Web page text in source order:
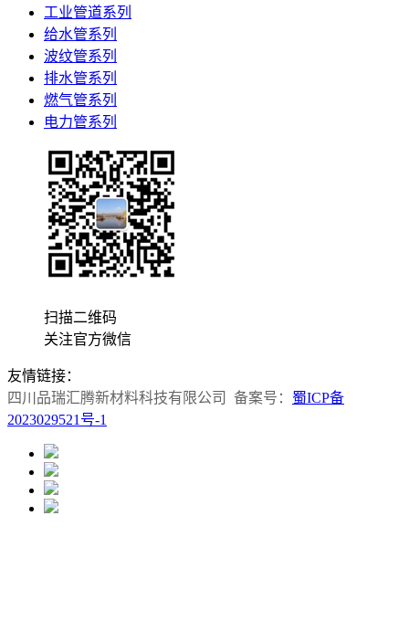
工业管道系列
给水管系列
波纹管系列
排水管系列
燃气管系列
电力管系列
扫描二维码
关注官方微信
友情链接：
四川品瑞汇腾新材料科技有限公司 备案号： 蜀ICP备
2023029521号-1